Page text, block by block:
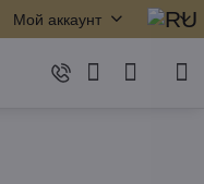
Мой аккаунт